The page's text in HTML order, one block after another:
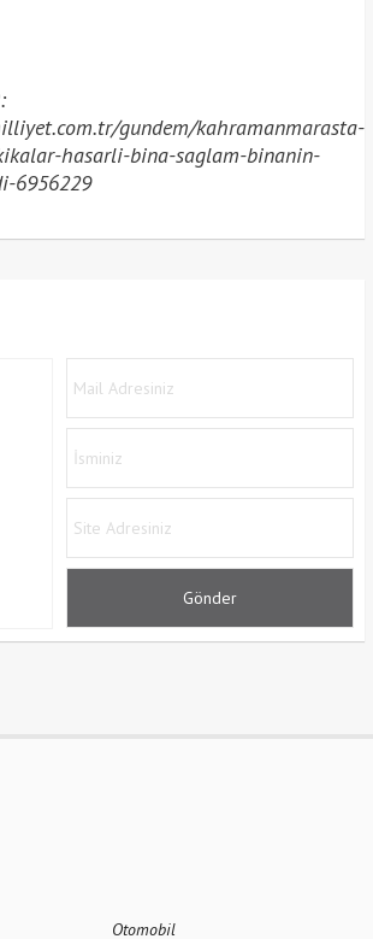
gundem/kahramanmarasta-
hasarli-bina-saglam-binanin-
6956229
Otomobil